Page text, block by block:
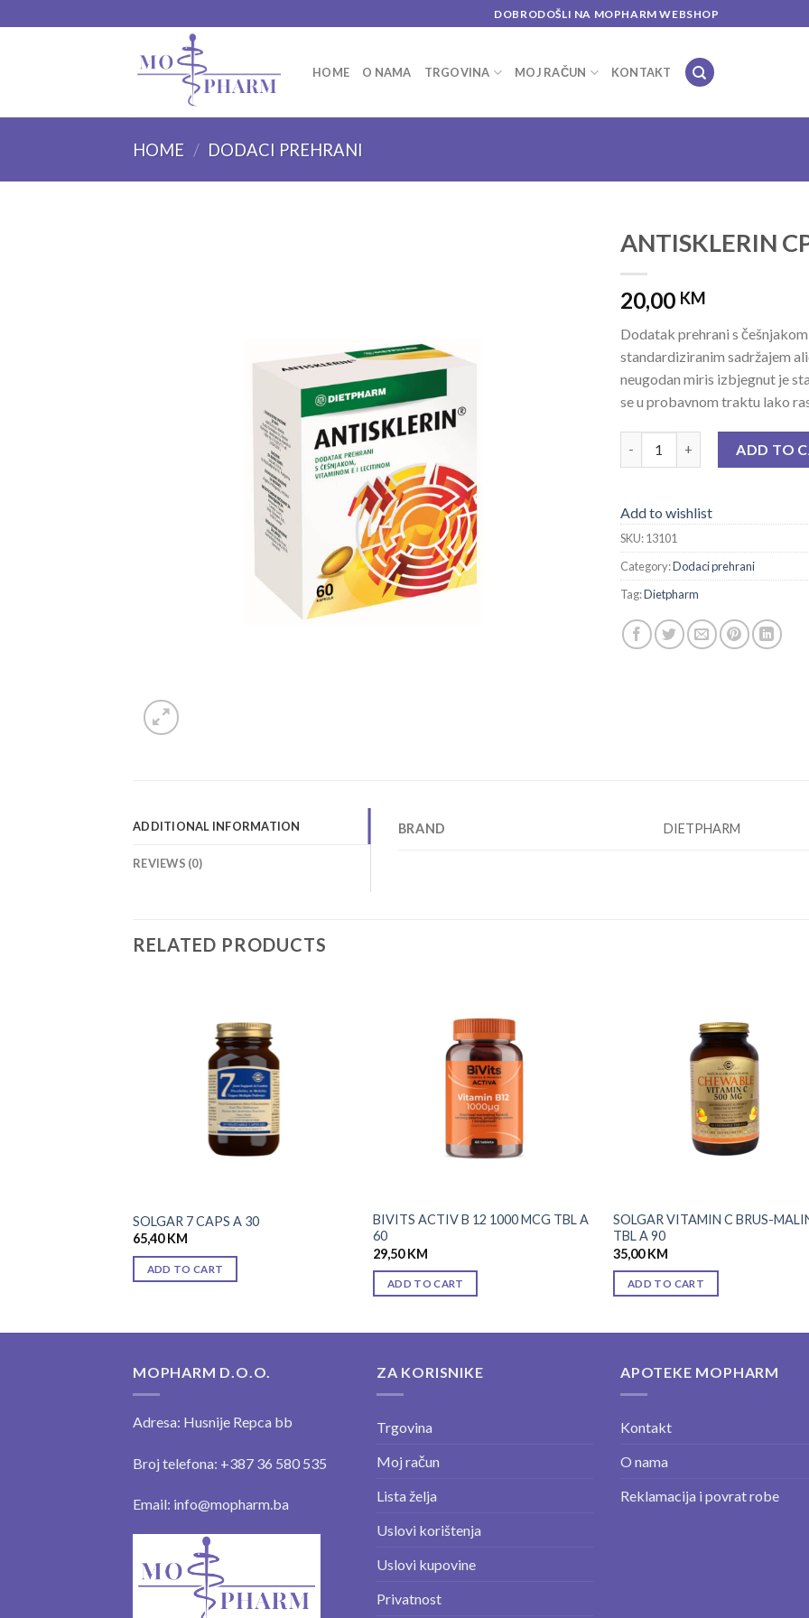
to
DOBRODOŠLI NA MOPHARM WEBSHOP
HOME O NAMA TRGOVINA MOJ RAČUN KONTAKT
HOME / DODACI PREHRANI
ANTISKLERIN
20,00 KM
Dodatak prehrani s
standardiziranim sadržajem
neugodan miris izbjegnut je
se u probavnom traktu lako
ADD TO
Add to wishlist
SKU:13101
Category:Dodaci prehrani
Tag:Dietpharm
ADDITIONAL INFORMATION
REVIEWS (0)
BRAND DIETPHARM
RELATED PRODUCTS
SOLGAR 7 CAPS A 30
65,40 KM
ADD TO CART
BIVITS ACTIV B 12 1000 MCG TBL A
60
29,50KM
ADD TO CART
SOLGAR VITAMIN C BRUS-
TBL A 90
35,00KM
ADD TO CART
MOPHARM D.O.O.
Adresa: Husnije Repca bb
Broj telefona: +387 36 580 535
Email: info@mopharm.ba
ZA KORISNIKE
Trgovina
Moj račun
Lista želja
Uslovi korištenja
Uslovi kupovine
Privatnost
APOTEKE MOPHARM
Kontakt
O nama
Reklamacija i povrat robe